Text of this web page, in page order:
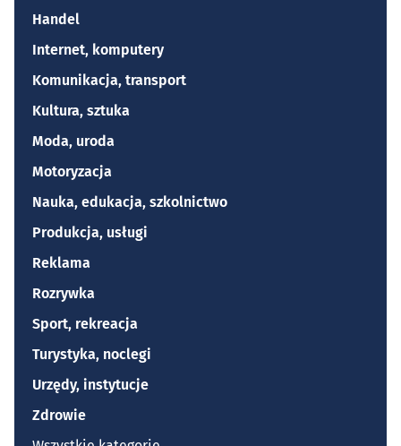
Handel
Internet, komputery
Komunikacja, transport
Kultura, sztuka
Moda, uroda
Motoryzacja
Nauka, edukacja, szkolnictwo
Produkcja, usługi
Reklama
Rozrywka
Sport, rekreacja
Turystyka, noclegi
Urzędy, instytucje
Zdrowie